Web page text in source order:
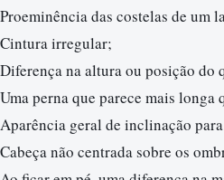
Proeminência das costelas de um
Cintura irregular;
Diferença na altura ou posição do
Uma perna que parece mais longa
Aparência geral de inclinação
Cabeça não centrada sobre os